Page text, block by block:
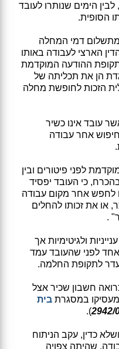
הימים שנותרו לעובד
הסופית.
דמי המחלה
הארצי לעבודה באותו
ההודעה המוקדמת
הן את תכליתה של
הזכות לחופשת מחלה
עובד אינו כשיר
אחר עבודה
לפני פיטורים ובין
כי העובד יפסיד
לחפש אחר מקום עבודה
או את זכותו להחלים
.
ולגיטימיות אך
לפני שהעובד עמד
לתקופת החלמה.
חשבון שכיר אצל
מעסיקו במסגרת בית
2942/
).
כדין, עקב הניתוח
שהיתה צפויה